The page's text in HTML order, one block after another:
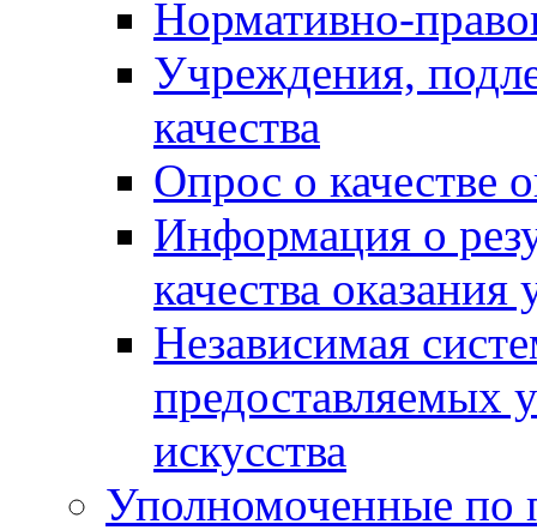
Нормативно-
Учреждения,
качества
Опрос о качестве
Информация о
качества оказания
Независимая
предоставляемых
искусства
Уполномоченные по